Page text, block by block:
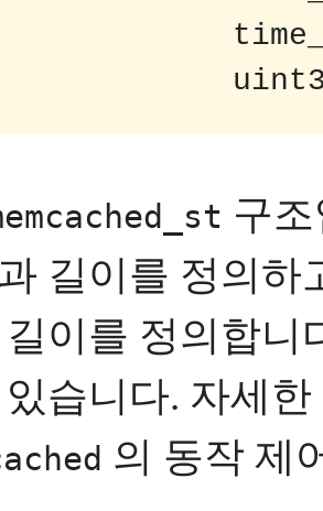
구
길이를 정의하
이를 정의합니
습니다. 자세한
의 동작 제